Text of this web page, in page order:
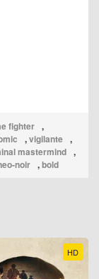
fighter ,
,vigilante ,
mastermind ,
noir ,bold
HD